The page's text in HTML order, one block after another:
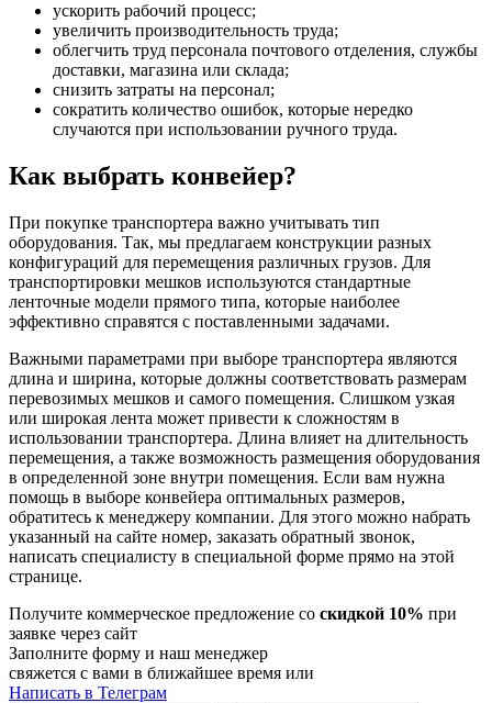
ускорить рабочий процесс;
увеличить производительность труда;
облегчить труд персонала почтового отделения, службы
доставки, магазина или склада;
снизить затраты на персонал;
сократить количество ошибок, которые нередко
случаются при использовании ручного труда.
Как выбрать конвейер?
При покупке транспортера важно учитывать тип
оборудования. Так, мы предлагаем конструкции разных
конфигураций для перемещения различных грузов. Для
транспортировки мешков используются стандартные
ленточные модели прямого типа, которые наиболее
эффективно справятся с поставленными задачами.
Важными параметрами при выборе транспортера являются
длина и ширина, которые должны соответствовать размерам
перевозимых мешков и самого помещения. Слишком узкая
или широкая лента может привести к сложностям в
использовании транспортера. Длина влияет на длительность
перемещения, а также возможность размещения оборудования
в определенной зоне внутри помещения. Если вам нужна
помощь в выборе конвейера оптимальных размеров,
обратитесь к менеджеру компании. Для этого можно набрать
указанный на сайте номер, заказать обратный звонок,
написать специалисту в специальной форме прямо на этой
странице.
Получите коммерческое предложение со скидкой 10% при
заявке через сайт
Заполните форму и наш менеджер
свяжется с вами в ближайшее время или
Написать в Телеграм